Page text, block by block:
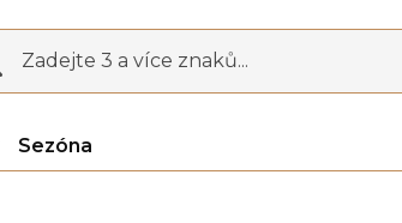
Zadejte 3 a více znaků...
Sezóna